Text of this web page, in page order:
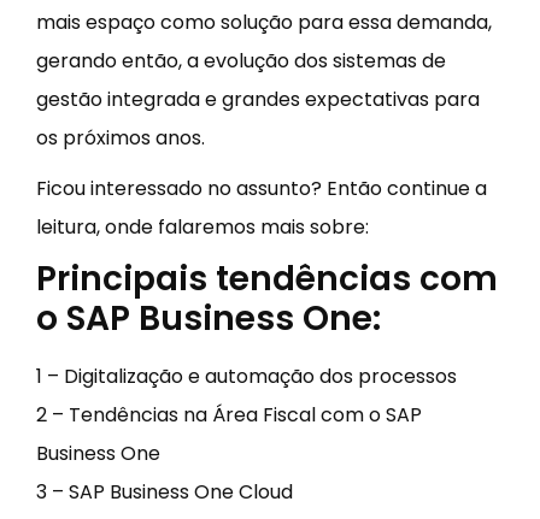
mais espaço como solução para essa demanda,
gerando então, a evolução dos sistemas de
gestão integrada e grandes expectativas para
os próximos anos.
Ficou interessado no assunto? Então continue a
leitura, onde falaremos mais sobre:
Principais tendências com
o SAP Business One:
1 – Digitalização e automação dos processos
2 – Tendências na Área Fiscal com o SAP
Business One
3 – SAP Business One Cloud